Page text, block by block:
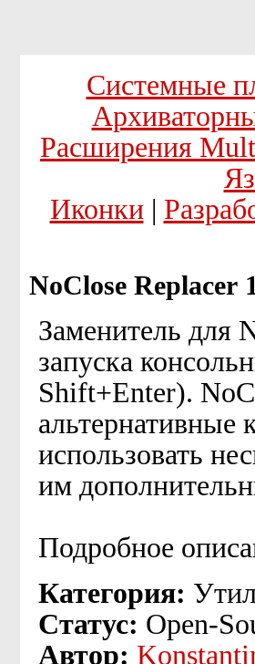
Системные
Расширения
Иконки|
NoClose Replacer
Заменитель для
запуска
Shift+Enter).
альтернативные
использовать
им
Подробное
Категория:
Статус: Open-
Автор: